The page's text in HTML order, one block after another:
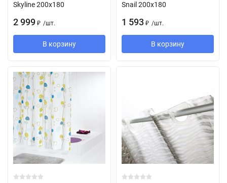
Skyline 200х180
2 999 ₽ /шт.
В корзину
Snail 200х180
1 593 ₽ /шт.
В корзину